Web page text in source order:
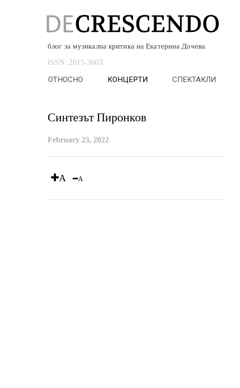
блог за музикална критика на Екатерина Дочева
ISSN: 2815-360X
ОТНОСНО КОНЦЕРТИ СПЕКТАКЛИ
Синтезът Пиронков
February 23, 2022
A A